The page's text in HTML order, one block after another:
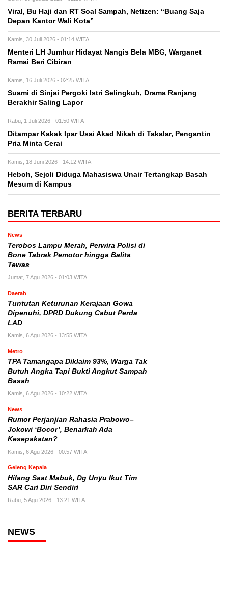
Viral, Bu Haji dan RT Soal Sampah, Netizen: “Buang Saja
Depan Kantor Wali Kota”
Kamis, 30 Juli 2026 - 01:14 WITA
Menteri LH Jumhur Hidayat Nangis Bela MBG, Warganet
Ramai Beri Cibiran
Kamis, 16 Juli 2026 - 02:25 WITA
Suami di Sinjai Pergoki Istri Selingkuh, Drama Ranjang
Berakhir Saling Lapor
Rabu, 1 Juli 2026 - 01:50 WITA
Ditampar Kakak Ipar Usai Akad Nikah di Takalar, Pengantin
Pria Minta Cerai
Kamis, 18 Juni 2026 - 14:12 WITA
Heboh, Sejoli Diduga Mahasiswa Unair Tertangkap Basah
Mesum di Kampus
BERITA TERBARU
News
Terobos Lampu Merah, Perwira Polisi di
Bone Tabrak Pemotor hingga Balita
Tewas
Jumat, 7 Agu 2026 - 01:03 WITA
Daerah
Tuntutan Keturunan Kerajaan Gowa
Dipenuhi, DPRD Dukung Cabut Perda
LAD
Kamis, 6 Agu 2026 - 13:55 WITA
Metro
TPA Tamangapa Diklaim 93%, Warga Tak
Butuh Angka Tapi Bukti Angkut Sampah
Basah
Kamis, 6 Agu 2026 - 10:22 WITA
News
Rumor Perjanjian Rahasia Prabowo–
Jokowi ‘Bocor’, Benarkah Ada
Kesepakatan?
Kamis, 6 Agu 2026 - 00:57 WITA
Geleng Kepala
Hilang Saat Mabuk, Dg Unyu Ikut Tim
SAR Cari Diri Sendiri
Rabu, 5 Agu 2026 - 13:21 WITA
NEWS